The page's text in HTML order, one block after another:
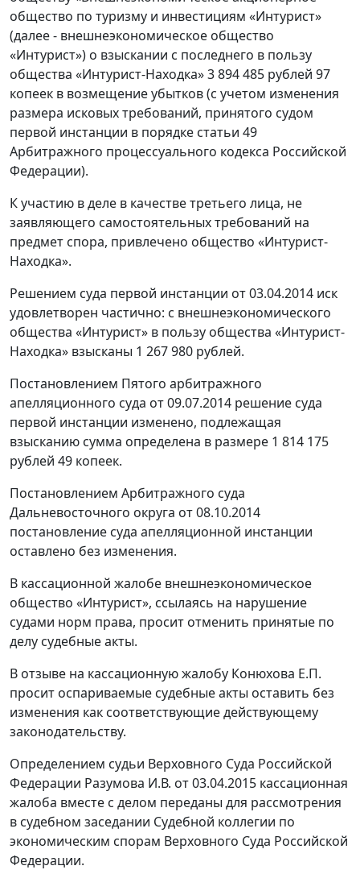
общество по туризму и инвестициям «Интурист»
(далее - внешнеэкономическое общество
«Интурист») о взыскании с последнего в пользу
общества «Интурист-Находка» 3 894 485 рублей 97
копеек в возмещение убытков (с учетом изменения
размера исковых требований, принятого судом
первой инстанции в порядке статьи 49
Арбитражного процессуального кодекса Российской
Федерации).
К участию в деле в качестве третьего лица, не
заявляющего самостоятельных требований на
предмет спора, привлечено общество «Интурист-
Находка».
Решением суда первой инстанции от 03.04.2014 иск
удовлетворен частично: с внешнеэкономического
общества «Интурист» в пользу общества «Интурист-
Находка» взысканы 1 267 980 рублей.
Постановлением Пятого арбитражного
апелляционного суда от 09.07.2014 решение суда
первой инстанции изменено, подлежащая
взысканию сумма определена в размере 1 814 175
рублей 49 копеек.
Постановлением Арбитражного суда
Дальневосточного округа от 08.10.2014
постановление суда апелляционной инстанции
оставлено без изменения.
В кассационной жалобе внешнеэкономическое
общество «Интурист», ссылаясь на нарушение
судами норм права, просит отменить принятые по
делу судебные акты.
В отзыве на кассационную жалобу Конюхова Е.П.
просит оспариваемые судебные акты оставить без
изменения как соответствующие действующему
законодательству.
Определением судьи Верховного Суда Российской
Федерации Разумова И.В. от 03.04.2015 кассационная
жалоба вместе с делом переданы для рассмотрения
в судебном заседании Судебной коллегии по
экономическим спорам Верховного Суда Российской
Федерации.